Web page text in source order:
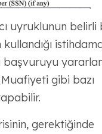
uyruklunun belirli
gibi bazı
gerektiğinde